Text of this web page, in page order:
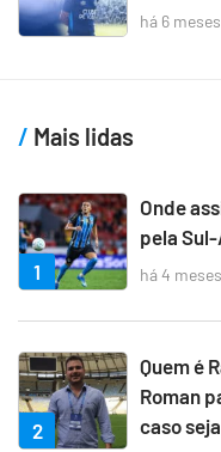
há 6 meses
Mais lidas
1
Onde
pela
há 4 meses
2
Quem é
Roman
caso